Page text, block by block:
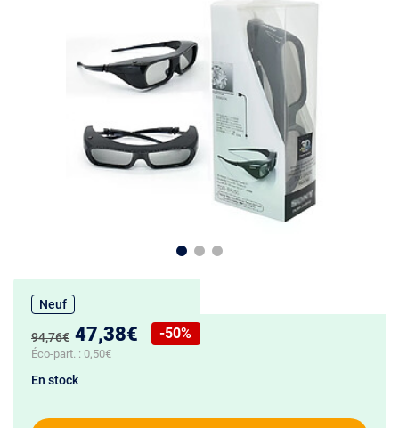
Neuf
Ancien prix :
94,76€ Nouveau prix :
47,38€
Réduction de :
-50%
Éco-part. : 0,50€
En stock